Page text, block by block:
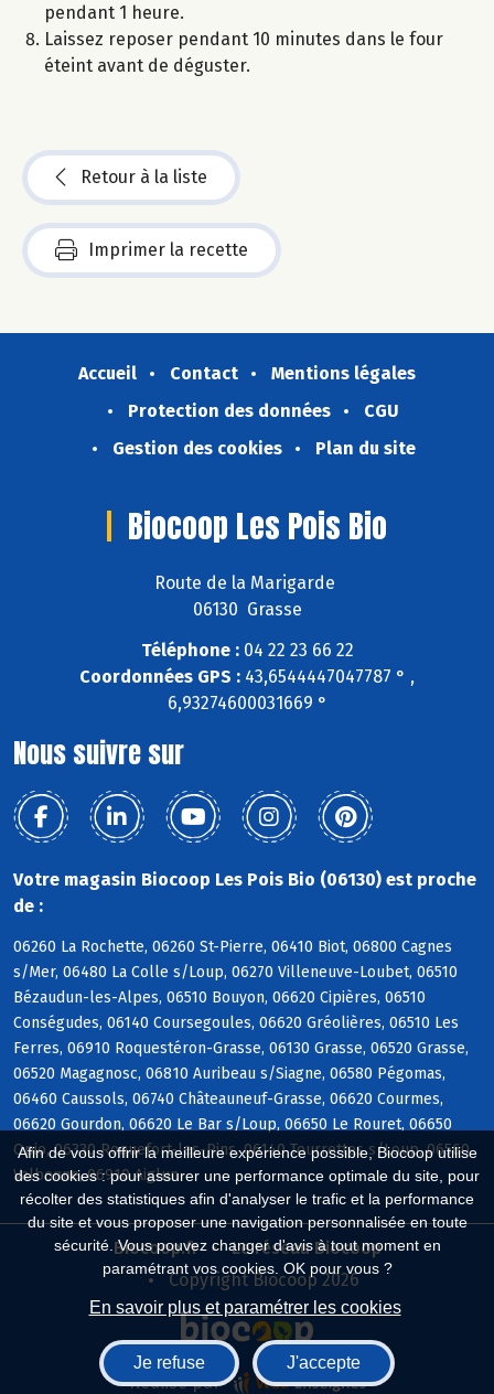
Afin de vous offrir la meilleure expérience possible, Biocoop utilise
des cookies : pour assurer une performance optimale du site, pour
récolter des statistiques afin d'analyser le trafic et la performance
du site et vous proposer une navigation personnalisée en toute
sécurité. Vous pouvez changer d'avis à tout moment en
paramétrant vos cookies. OK pour vous ?
En savoir plus et paramétrer les cookies
Je refuse J'accepte
pendant 1 heure.
Laissez reposer pendant 10 minutes dans le four
éteint avant de déguster.
Retour à la liste
Imprimer la recette
Accueil Contact
Mentions légales
Protection des données
CGU
Gestion des cookies
Plan du site
Biocoop Les Pois Bio
Route de la Marigarde
06130 Grasse
Téléphone :04 22 23 66 22
Coordonnées GPS : 43,6544447047787 ° ,
6,93274600031669 °
Nous suivre sur
Votre magasin Biocoop Les Pois Bio (06130) est proche
de :
06260 La Rochette, 06260 St-Pierre, 06410 Biot, 06800 Cagnes
s/Mer, 06480 La Colle s/Loup, 06270 Villeneuve-Loubet, 06510
Bézaudun-les-Alpes, 06510 Bouyon, 06620 Cipières, 06510
Conségudes, 06140 Coursegoules, 06620 Gréolières, 06510 Les
Ferres, 06910 Roquestéron-Grasse, 06130 Grasse, 06520 Grasse,
06520 Magagnosc, 06810 Auribeau s/Siagne, 06580 Pégomas,
06460 Caussols, 06740 Châteauneuf-Grasse, 06620 Courmes,
06620 Gourdon, 06620 Le Bar s/Loup, 06650 Le Rouret, 06650
Opio, 06330 Roquefort-les-Pins, 06140 Tourrettes s/Loup, 06560
Valbonne, 06910 Aiglun
Biocoop.fr
Le réseau Biocoop
Copyright Biocoop 2026
Réalisé par